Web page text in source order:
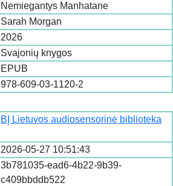
Nemiegantys Manhatane
Sarah Morgan
2026
Svajonių knygos
EPUB
978‐609‐03‐1120‐2
BĮ Lietuvos audiosensorinė biblioteka
2026-05-27 10:51:43
3b781035-ead6-4b22-9b39-
c409bbddb522